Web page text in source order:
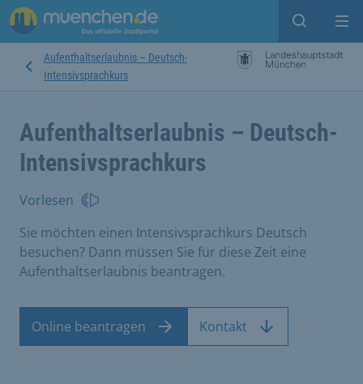
Suche
Aufenthaltserlaubnis – Deutsch-
Intensivsprachkurs
Aufenthaltserlaubnis – Deutsch-
Intensivsprachkurs
Vorlesen
Sie möchten einen Intensivsprachkurs Deutsch
besuchen? Dann müssen Sie für diese Zeit eine
Aufenthaltserlaubnis beantragen.
Online beantragen Kontakt